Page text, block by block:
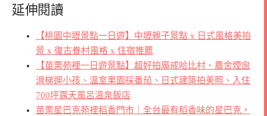
延伸閱讀
【桃園中壢景點一日遊】中壢親子景點 x 日式風格美拍
景 x 復古眷村風格 x 住宿推薦
【苗栗苑裡一日遊景點】超好拍魔戒哈比村、農舍煙囪
滑梯遛小孩、溫室果園採番茄、日式建築拍美照、入住
700坪露天風呂溫泉飯店
苗栗星巴克苑裡稻香門市｜全台最有稻香味的星巴克，